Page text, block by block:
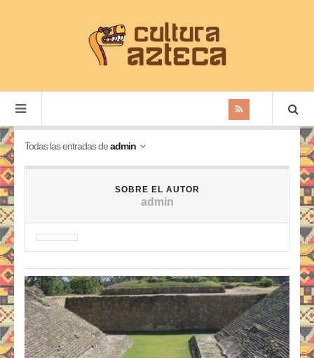
Todas las entradas deadmin
SOBRE EL AUTOR
admin